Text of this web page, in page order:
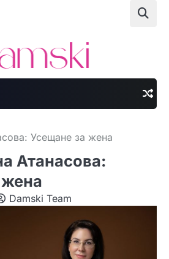
Усещане за жена
Атанасова:
Damski Team